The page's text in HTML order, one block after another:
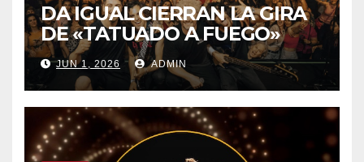
DA IGUAL CIERRAN LA GIRA
DE «TATUADO A FUEGO»
CON UN LLENO EN LA SALA
DEL MOVISTAR ARENA DE
MADRID
JUN 1, 2026 ADMIN